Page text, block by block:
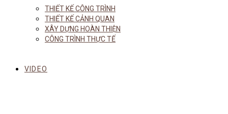
THIẾT KẾ CÔNG TRÌNH
THIẾT KẾ CẢNH QUAN
XÂY DỰNG HOÀN THIỆN
CÔNG TRÌNH THỰC TẾ
VIDEO